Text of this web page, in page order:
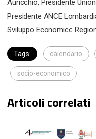
Auricchio, Presidente
Presidente ANCE
Sviluppo Economico
Tags: calendario
socio-economico
Articoli correlati